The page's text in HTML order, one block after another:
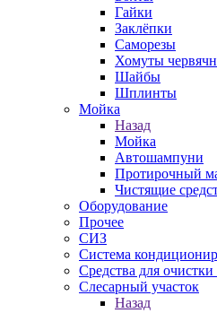
Гайки
Заклёпки
Саморезы
Хомуты
Шайбы
Шплинты
Мойка
Назад
Мойка
Автошампуни
Протирочный
Чистящие
Оборудование
Прочее
СИЗ
Система
Средства для
Слесарный участок
Назад